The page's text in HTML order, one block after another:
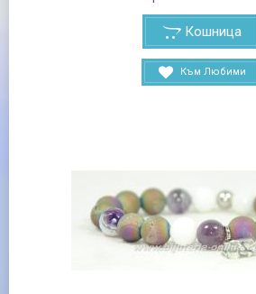
Кошница
Към Любими